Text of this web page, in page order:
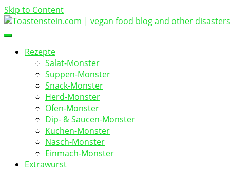
Skip to Content
Toastenstein.com
vegan food blog
Rezepte
Salat-Monster
Suppen-Monster
Snack-Monster
Herd-Monster
Ofen-Monster
Dip- & Saucen-Monster
Kuchen-Monster
Nasch-Monster
Einmach-Monster
Extrawurst